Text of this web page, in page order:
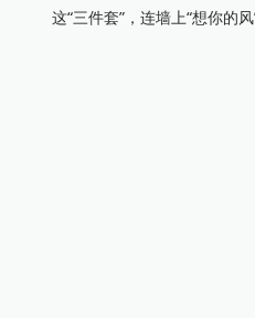
这“三件套”，连墙上“想你的